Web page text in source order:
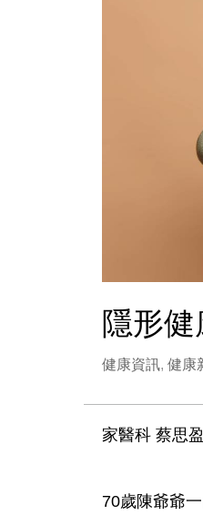
隱形
健康資訊, 健康
家醫科 蔡思
70歲陳爺爺